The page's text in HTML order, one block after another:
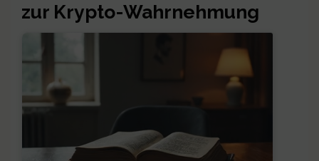
zur Krypto-Wahrnehmung